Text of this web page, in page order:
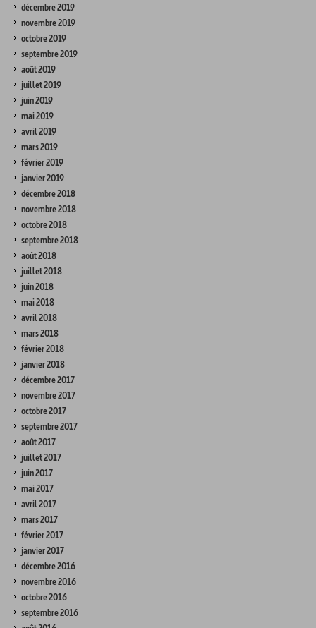
décembre 2019
novembre 2019
octobre 2019
septembre 2019
août 2019
juillet 2019
juin 2019
mai 2019
avril 2019
mars 2019
février 2019
janvier 2019
décembre 2018
novembre 2018
octobre 2018
septembre 2018
août 2018
juillet 2018
juin 2018
mai 2018
avril 2018
mars 2018
février 2018
janvier 2018
décembre 2017
novembre 2017
octobre 2017
septembre 2017
août 2017
juillet 2017
juin 2017
mai 2017
avril 2017
mars 2017
février 2017
janvier 2017
décembre 2016
novembre 2016
octobre 2016
septembre 2016